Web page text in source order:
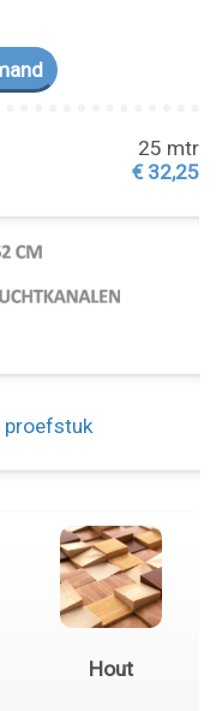
25 mtr
€ 32,25
proefstuk
Hout